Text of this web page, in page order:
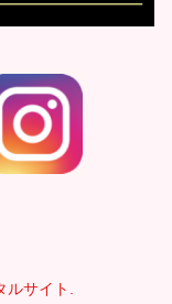
ルサイト.